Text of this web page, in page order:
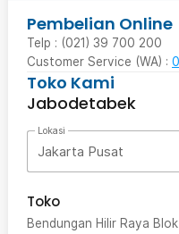
Pembelian Online
Telp : (021) 39 700 200
Customer Service (WA) :
Toko Kami
Jabodetabek
Lokasi
Jakarta Pusat
Toko
Bendungan Hilir Raya